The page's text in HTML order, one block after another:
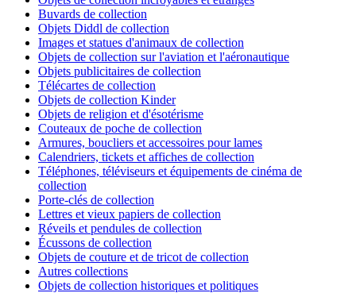
Buvards de collection
Objets Diddl de collection
Images et statues d'animaux de collection
Objets de collection sur l'aviation et l'aéronautique
Objets publicitaires de collection
Télécartes de collection
Objets de collection Kinder
Objets de religion et d'ésotérisme
Couteaux de poche de collection
Armures, boucliers et accessoires pour lames
Calendriers, tickets et affiches de collection
Téléphones, téléviseurs et équipements de cinéma de
collection
Porte-clés de collection
Lettres et vieux papiers de collection
Réveils et pendules de collection
Écussons de collection
Objets de couture et de tricot de collection
Autres collections
Objets de collection historiques et politiques